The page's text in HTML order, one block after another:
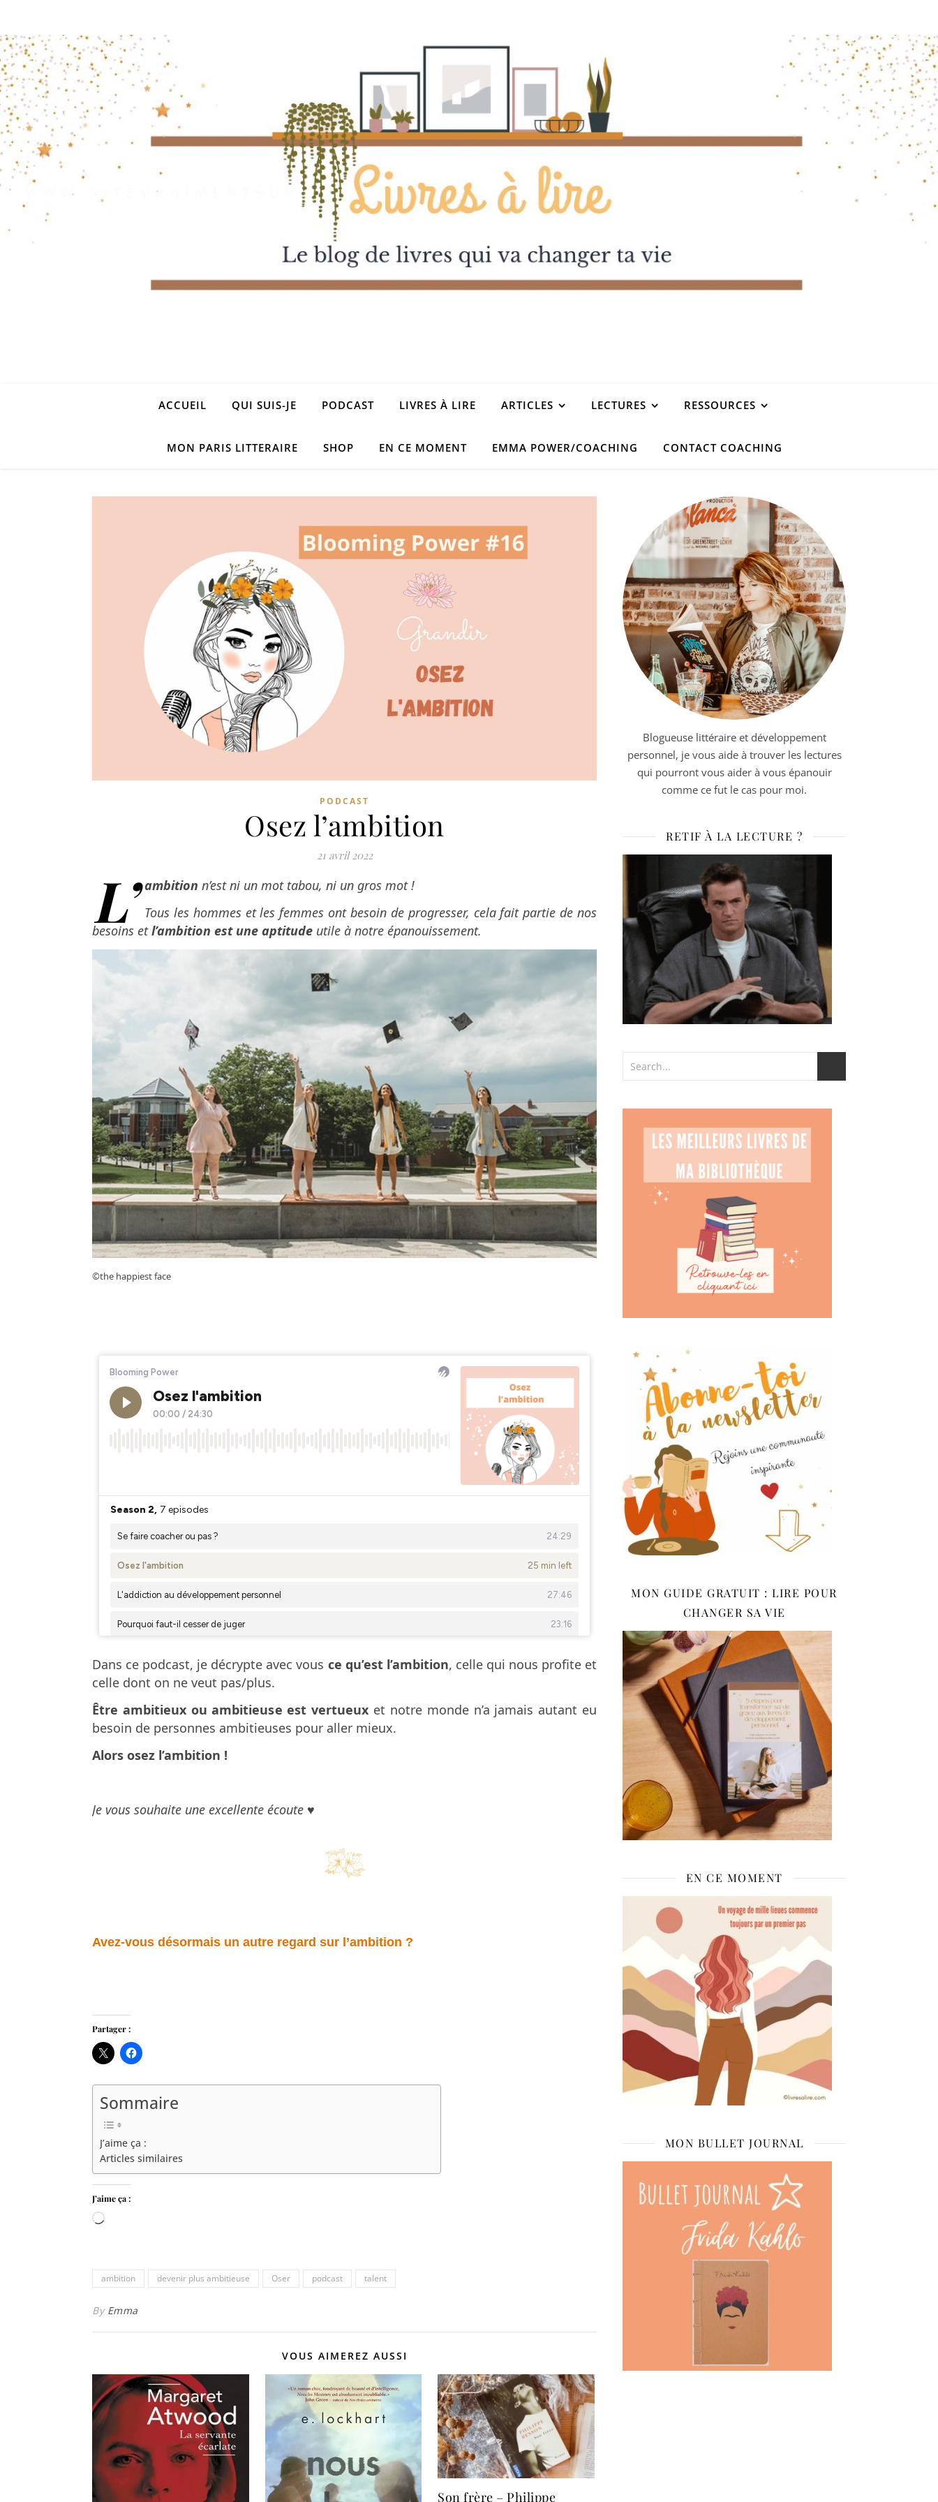
ACCUEIL QUI SUIS-JE PODCAST LIVRES À LIRE ARTICLES LECTURES RESSOURCES
MON PARIS LITTERAIRE SHOP EN CE MOMENT EMMA POWER/COACHING CONTACT COACHING
PODCAST
Osez l’ambition
21 avril 2022
L’ ambition n’est ni un mot tabou, ni un gros mot !
Tous les hommes et les femmes ont besoin de progresser, cela fait partie de nos
besoins etl’ambition est une aptitude utile à notre épanouissement.
©the happiest face
Dans ce podcast, je décrypte avec vous ce qu’est l’ambition, celle qui nous profite et
celle dont on ne veut pas/plus.
Être ambitieux ou ambitieuse est vertueux et notre monde n’a jamais autant eu
besoin de personnes ambitieuses pour aller mieux.
Alors osez l’ambition !
Je vous souhaite une excellente écoute ♥
Avez-vous désormais un autre regard sur l’ambition ?
Partager :
Sommaire
J’aime ça :
Articles similaires
J’aime ça :
Chargement…
ambition devenir plus ambitieuse Oser podcast talent
By Emma
VOUS AIMEREZ AUSSI
Son frère – Philippe
Blogueuse littéraire et développement
personnel, je vous aide à trouver les lectures
qui pourront vous aider à vous épanouir
comme ce fut le cas pour moi.
RETIF À LA LECTURE ?
MON GUIDE GRATUIT : LIRE POUR
CHANGER SA VIE
EN CE MOMENT
MON BULLET JOURNAL